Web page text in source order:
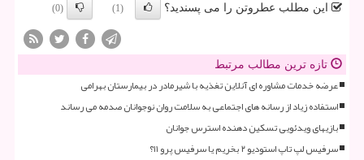
این مطلب عطروتن را می پسندید؟ (1)
(0)
تازه ترین مطالب مرتبط
عرضه خدمات مشاوره ای آنلاین تغذیه با شیرمادر در بیمارستان بهرامی
استفاده زیاد از رسانه های اجتماعی به سلامت روان نوجوانان صدمه می رساند
بازیهای ویدئویی تسکین دهنده استرس جوانان
سرفیس لپ تاپ استودیو ۲ بخریم یا سرفیس پرو ۱۱؟